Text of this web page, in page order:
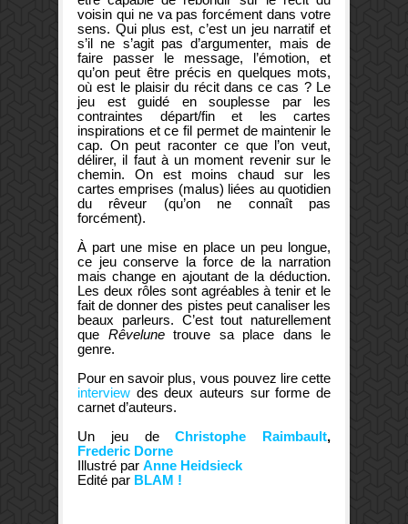
voisin qui ne va pas forcément dans votre
sens. Qui plus est, c’est un jeu narratif et
s’il ne s’agit pas d’argumenter, mais de
faire passer le message, l’émotion, et
qu’on peut être précis en quelques mots,
où est le plaisir du récit dans ce cas ? Le
jeu est guidé en souplesse par les
contraintes départ/fin et les cartes
inspirations et ce fil permet de maintenir le
cap. On peut raconter ce que l’on veut,
délirer, il faut à un moment revenir sur le
chemin. On est moins chaud sur les
cartes emprises (malus) liées au quotidien
du rêveur (qu’on ne connaît pas
forcément).
À part une mise en place un peu longue,
ce jeu conserve la force de la narration
mais change en ajoutant de la déduction.
Les deux rôles sont agréables à tenir et le
fait de donner des pistes peut canaliser les
beaux parleurs. C’est tout naturellement
que Rêvelunetrouve sa place dans le
genre.
Pour en savoir plus, vous pouvez lire cette
interview des deux auteurs sur forme de
carnet d’auteurs.
Un jeu deChristophe Raimbault,
Frederic Dorne
Illustré par Anne Heidsieck
Edité par BLAM !